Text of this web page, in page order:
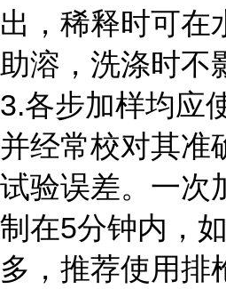
出，稀释时可在
助溶，洗涤时不
3.各步加样均应
并经常校对其准
试验误差。一次
制在5分钟内，
多，推荐使用排